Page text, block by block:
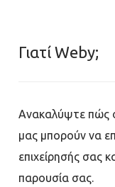
Γιατί Weby;
Ανακαλύψτε πώς
μας μπορούν να
επιχείρησής σας
παρουσία σας.